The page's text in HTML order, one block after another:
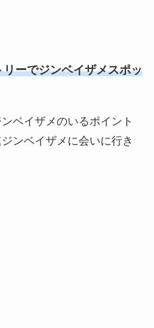
ーでジンベイザメスポッ
ベイザメのいるポイント
ンベイザメに会いに行き